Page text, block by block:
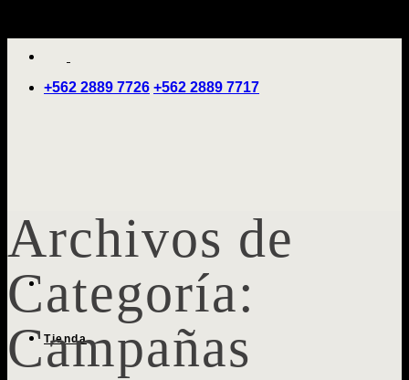
+562 2889 7726 +562 2889 7717
Tienda
Archivos de
Categoría:
Campañas